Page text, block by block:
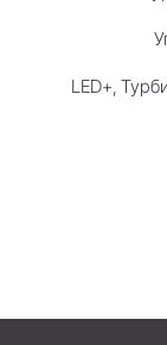
LED+,